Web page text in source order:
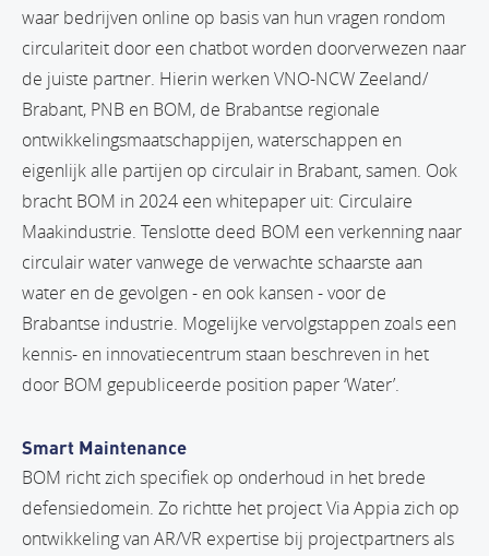
waar bedrijven online op basis van hun vragen rondom
circulariteit door een chatbot worden doorverwezen naar
de juiste partner. Hierin werken VNO-NCW Zeeland/
Brabant, PNB en BOM, de Brabantse regionale
ontwikkelingsmaatschappijen, waterschappen en
eigenlijk alle partijen op circulair in Brabant, samen. Ook
bracht BOM in 2024 een whitepaper uit: Circulaire
Maakindustrie. Tenslotte deed BOM een verkenning naar
circulair water vanwege de verwachte schaarste aan
water en de gevolgen - en ook kansen - voor de
Brabantse industrie. Mogelijke vervolgstappen zoals een
kennis- en innovatiecentrum staan beschreven in het
door BOM gepubliceerde position paper ‘Water’.
Smart Maintenance
BOM richt zich specifiek op onderhoud in het brede
defensiedomein. Zo richtte het project Via Appia zich op
ontwikkeling van AR/VR expertise bij projectpartners als